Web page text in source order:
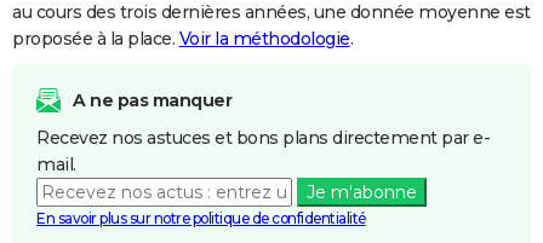
au cours des trois dernières années, une donnée moyenne est
proposée à la place. Voir la méthodologie.
A ne pas manquer
Recevez nos astuces et bons plans directement par e-
mail.
Je m'abonne
En savoir plus sur notre politique de confidentialité